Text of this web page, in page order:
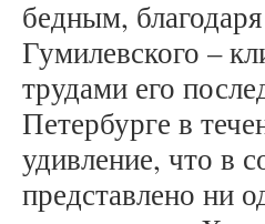
бедным,
Гумилевского –
трудами его
Петербурге в
удивление, что в
представлено ни